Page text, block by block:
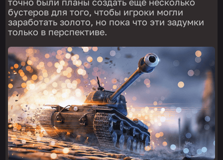
бустеров для того, чтобы игроки могли
заработать золото, но пока что эти задумки
только в перспективе.